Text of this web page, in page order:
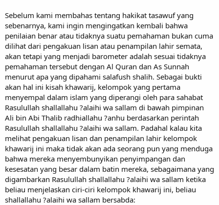
Sebelum kami membahas tentang hakikat tasawuf yang
sebenarnya, kami ingin mengingatkan kembali bahwa
penilaian benar atau tidaknya suatu pemahaman bukan cuma
dilihat dari pengakuan lisan atau penampilan lahir semata,
akan tetapi yang menjadi barometer adalah sesuai tidaknya
pemahaman tersebut dengan Al Quran dan As Sunnah
menurut apa yang dipahami salafush shalih. Sebagai bukti
akan hal ini kisah khawarij, kelompok yang pertama
menyempal dalam islam yang diperangi oleh para sahabat
Rasulullah shallallahu ?alaihi wa sallam di bawah pimpinan
Ali bin Abi Thalib radhiallahu ?anhu berdasarkan perintah
Rasulullah shallallahu ?alaihi wa sallam. Padahal kalau kita
melihat pengakuan lisan dan penampilan lahir kelompok
khawarij ini maka tidak akan ada seorang pun yang menduga
bahwa mereka menyembunyikan penyimpangan dan
kesesatan yang besar dalam batin mereka, sebagaimana yang
digambarkan Rasulullah shallallahu ?alaihi wa sallam ketika
beliau menjelaskan ciri-ciri kelompok khawarij ini, beliau
shallallahu ?alaihi wa sallam bersabda: